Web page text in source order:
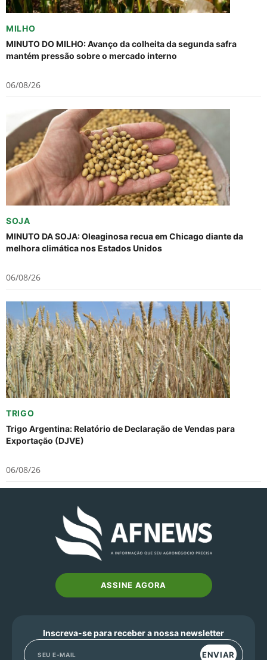
MILHO
MINUTO DO MILHO: Avanço da colheita da segunda safra
mantém pressão sobre o mercado interno
06/08/26
SOJA
MINUTO DA SOJA: Oleaginosa recua em Chicago diante da
melhora climática nos Estados Unidos
06/08/26
TRIGO
Trigo Argentina: Relatório de Declaração de Vendas para
Exportação (DJVE)
06/08/26
ASSINE AGORA
Inscreva-se para receber a nossa newsletter
ENVIAR